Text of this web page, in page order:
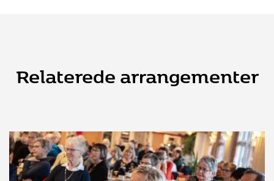
Relaterede arrangementer